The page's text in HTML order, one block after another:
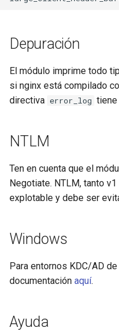
Depuración
El módulo imprime todo
si nginx está compilado
directiva error_log tiene
NTLM
Ten en cuenta que el
Negotiate. NTLM, tanto
explotable y debe ser
Windows
Para entornos KDC/AD
documentación aquí.
Ayuda